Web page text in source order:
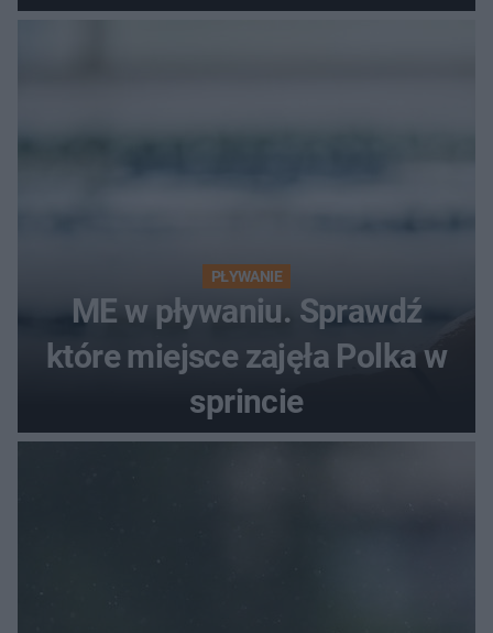
PŁYWANIE
ME w pływaniu. Sprawdź
które miejsce zajęła Polka w
sprincie